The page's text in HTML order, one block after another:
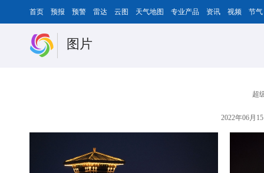
首页 预报 预警 雷达 云图 天气地图 专业产品 资讯 视频 节气
图片
超
2022年06月